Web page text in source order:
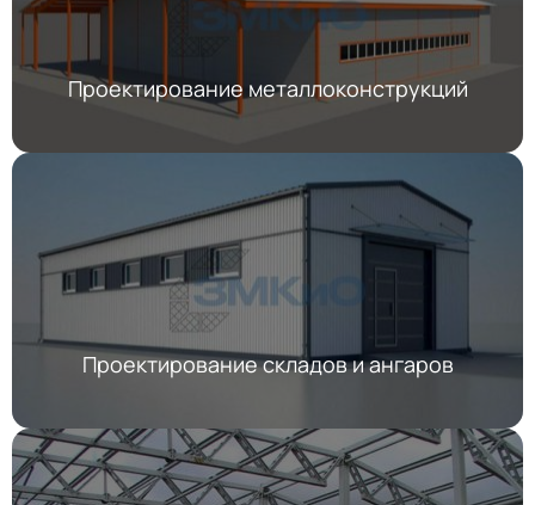
Проектирование металлоконструкций
Проектирование складов и ангаров